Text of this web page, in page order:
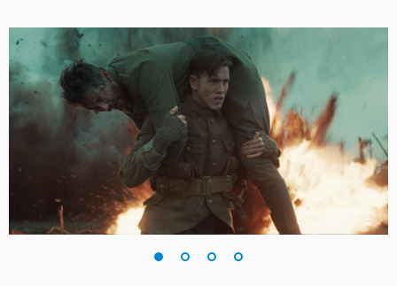
Canada
China
Denmark
Finland
France
Germany